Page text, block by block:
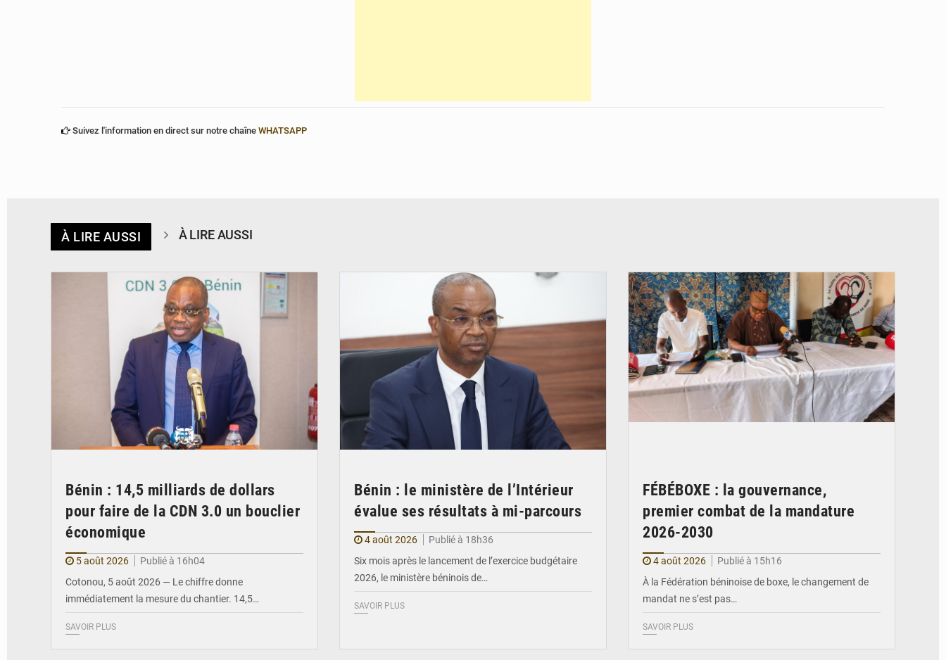
Suivez l'information en direct sur notre chaîne WHATSAPP
À LIRE AUSSI À LIRE AUSSI
© Ministère du Cadre de Vie et des Transports, chargé du Développement
Bénin : 14,5 milliards de dollars
pour faire de la CDN 3.0 un bouclier
économique
5 août 2026
Publié à 16h04
Cotonou, 5 août 2026 — Le chiffre donne
immédiatement la mesure du chantier. 14,5…
SAVOIR PLUS
Bénin : le ministère de l’Intérieur
évalue ses résultats à mi-parcours
4 août 2026
Publié à 18h36
Six mois après le lancement de l’exercice budgétaire
2026, le ministère béninois de…
SAVOIR PLUS
FÉBÉBOXE : la gouvernance,
premier combat de la mandature
2026-2030
4 août 2026
Publié à 15h16
À la Fédération béninoise de boxe, le changement de
mandat ne s’est pas…
SAVOIR PLUS